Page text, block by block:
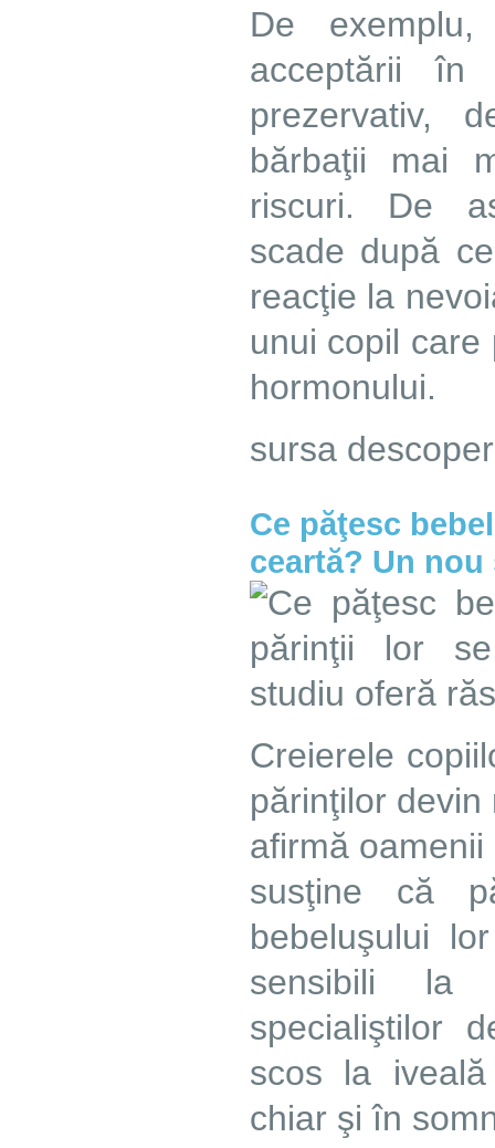
De
acceptării
prezervativ,
bărbaţii mai
riscuri. De
scade după
reacţie la
unui copil
hormonului.
sursa
Ce păţesc
ceartă? Un
Creierele
părinţilor
afirmă
susţine că
bebeluşului
sensibili la
specialiştilor
scos la
chiar şi în